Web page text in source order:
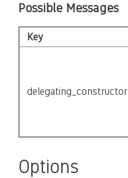
Possible Messages
Key
delegating_constructor
Options